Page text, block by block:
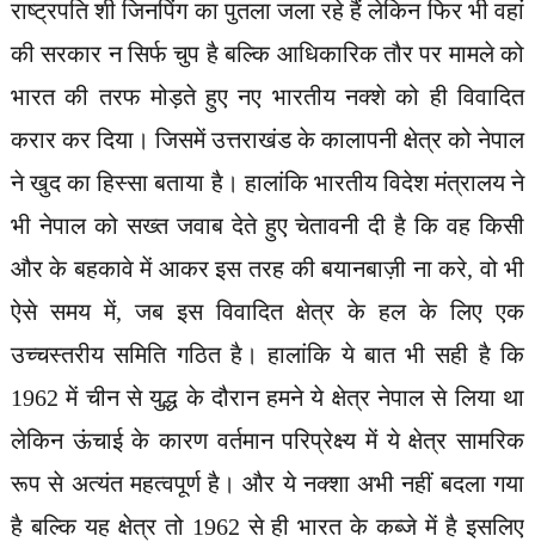
राष्ट्रपति शी जिनपिंग का पुतला जला रहे हैं लेकिन फिर भी वहां
की सरकार न सिर्फ चुप है बल्कि आधिकारिक तौर पर मामले को
भारत की तरफ मोड़ते हुए नए भारतीय नक्शे को ही विवादित
करार कर दिया। जिसमें उत्तराखंड के कालापनी क्षेत्र को नेपाल
ने खुद का हिस्सा बताया है। हालांकि भारतीय विदेश मंत्रालय ने
भी नेपाल को सख्त जवाब देते हुए चेतावनी दी है कि वह किसी
और के बहकावे में आकर इस तरह की बयानबाज़ी ना करे, वो भी
ऐसे समय में, जब इस विवादित क्षेत्र के हल के लिए एक
उच्चस्तरीय समिति गठित है। हालांकि ये बात भी सही है कि
1962 में चीन से युद्ध के दौरान हमने ये क्षेत्र नेपाल से लिया था
लेकिन ऊंचाई के कारण वर्तमान परिप्रेक्ष्य में ये क्षेत्र सामरिक
रूप से अत्यंत महत्वपूर्ण है। और ये नक्शा अभी नहीं बदला गया
है बल्कि यह क्षेत्र तो 1962 से ही भारत के कब्जे में है इसलिए